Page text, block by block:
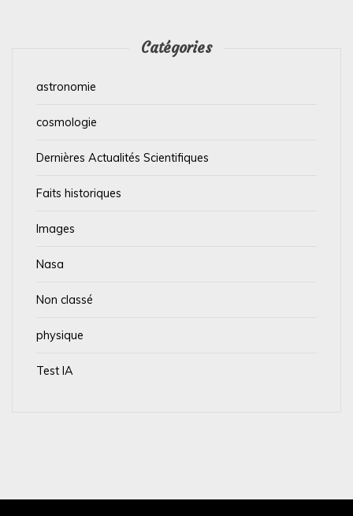
Catégories
astronomie
cosmologie
Dernières Actualités Scientifiques
Faits historiques
Images
Nasa
Non classé
physique
Test IA